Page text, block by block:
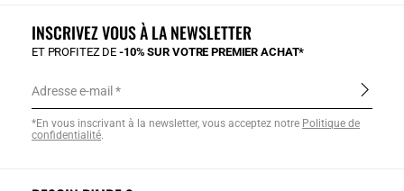
INSCRIVEZ VOUS À LA NEWSLETTER
ET PROFITEZ DE-10% SUR VOTRE PREMIER ACHAT*
Adresse e-mail
*En vous inscrivant à la newsletter, vous acceptez notre Politique de
confidentialité.